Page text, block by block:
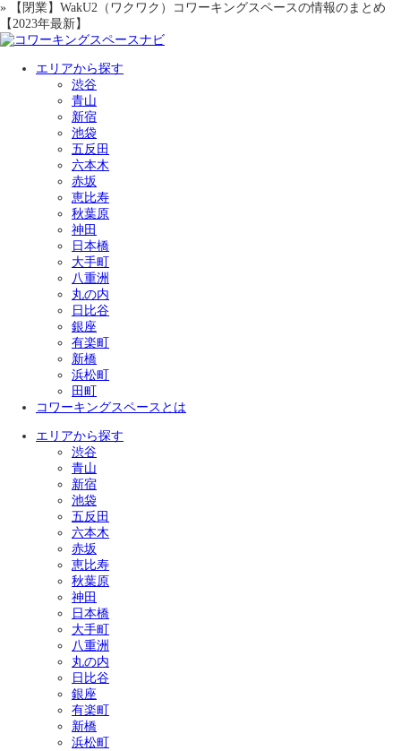
» 【閉業】WakU2（ワクワク）コワーキングスペースの情報のまとめ
【2023年最新】
エリアから探す
渋谷
青山
新宿
池袋
五反田
六本木
赤坂
恵比寿
秋葉原
神田
日本橋
大手町
八重洲
丸の内
日比谷
銀座
有楽町
新橋
浜松町
田町
コワーキングスペースとは
エリアから探す
渋谷
青山
新宿
池袋
五反田
六本木
赤坂
恵比寿
秋葉原
神田
日本橋
大手町
八重洲
丸の内
日比谷
銀座
有楽町
新橋
浜松町